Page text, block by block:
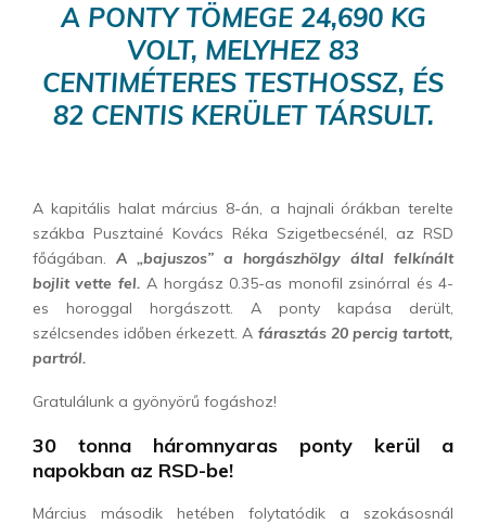
A PONTY TÖMEGE 24,690 KG
VOLT, MELYHEZ 83
CENTIMÉTERES TESTHOSSZ, ÉS
82 CENTIS KERÜLET TÁRSULT.
A kapitális halat március 8-án, a hajnali órákban terelte
szákba Pusztainé Kovács Réka Szigetbecsénél, az RSD
főágában. A „bajuszos” a horgászhölgy által felkínált
bojlit vette fel. A horgász 0.35-as monofil zsinórral és 4-
es horoggal horgászott. A ponty kapása derült,
szélcsendes időben érkezett. A fárasztás 20 percig tartott,
partról.
Gratulálunk a gyönyörű fogáshoz!
30 tonna háromnyaras ponty kerül a
napokban az RSD-be!
Március második hetében folytatódik a szokásosnál